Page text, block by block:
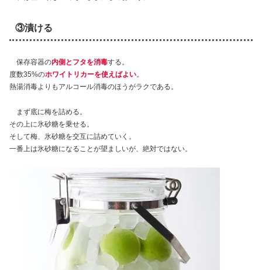
③漬ける
保存容器の内側とフタを消毒する。
度数35%のホワイトリカーを使えばよい。
熱湯消毒よりもアルコール消毒のほうがラクである。
まず底に梅を詰める。
その上に氷砂糖を乗せる。
そして梅、氷砂糖を交互に詰めていく。
一番上は氷砂糖になることが望ましいが、絶対ではない。